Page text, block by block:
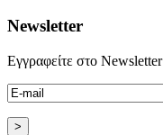
Newsletter
Εγγραφείτε στο Newsletter